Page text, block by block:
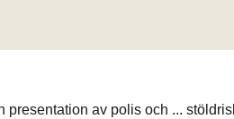
presentation av polis och ...